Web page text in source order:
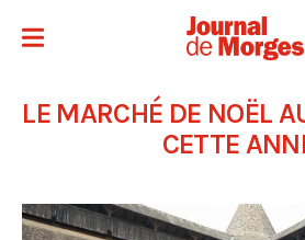
LE MARCHÉ DE NOËL
CETTE